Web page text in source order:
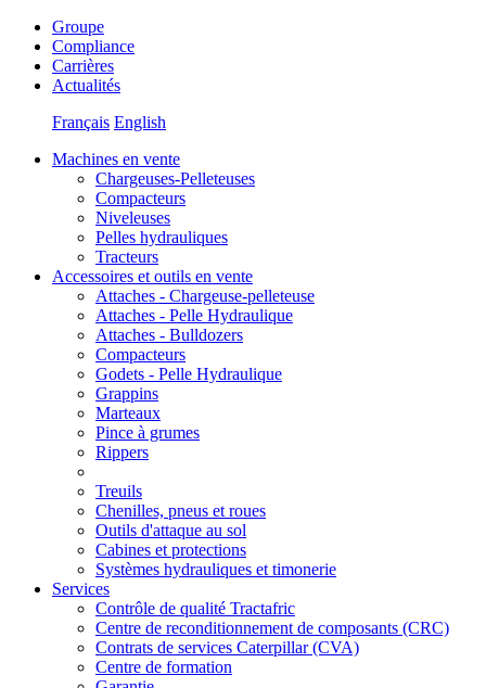
Groupe
Compliance
Carrières
Actualités
Français English
Machines en vente
Chargeuses-Pelleteuses
Compacteurs
Niveleuses
Pelles hydrauliques
Tracteurs
Accessoires et outils en vente
Attaches - Chargeuse-pelleteuse
Attaches - Pelle Hydraulique
Attaches - Bulldozers
Compacteurs
Godets - Pelle Hydraulique
Grappins
Marteaux
Pince à grumes
Rippers
Treuils
Chenilles, pneus et roues
Outils d'attaque au sol
Cabines et protections
Systèmes hydrauliques et timonerie
Services
Contrôle de qualité Tractafric
Centre de reconditionnement de composants (CRC)
Contrats de services Caterpillar (CVA)
Centre de formation